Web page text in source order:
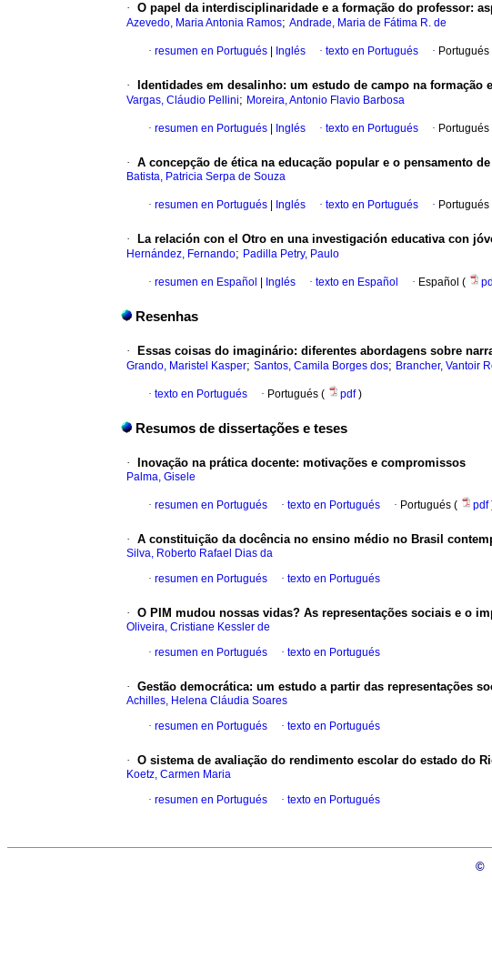
· O papel da interdisciplinaridade e a formação do professor:
Azevedo, Maria Antonia Ramos; Andrade, Maria de Fátima R. de
· resumen en Portugués Inglés · texto en Portugués · Portugués
· Identidades em desalinho: um estudo de campo na formação
Vargas, Cláudio Pellini; Moreira, Antonio Flavio Barbosa
· resumen en Portugués Inglés · texto en Portugués · Portugués
· A concepção de ética na educação popular e o pensamento
Batista, Patricia Serpa de Souza
· resumen en Portugués Inglés · texto en Portugués · Portugués
· La relación con el Otro en una investigación educativa con
Hernández, Fernando; Padilla Petry, Paulo
· resumen en Español Inglés · texto en Español · Español (
Resenhas
· Essas coisas do imaginário: diferentes abordagens sobre
Grando, Maristel Kasper; Santos, Camila Borges dos; Brancher, Vantoir
· texto en Portugués · Portugués ( pdf)
Resumos de dissertações e teses
· Inovação na prática docente: motivações e compromissos
Palma, Gisele
· resumen en Portugués · texto en Portugués · Portugués ( pdf
· A constituição da docência no ensino médio no Brasil
Silva, Roberto Rafael Dias da
· resumen en Portugués · texto en Portugués
· O PIM mudou nossas vidas? As representações sociais e o
Oliveira, Cristiane Kessler de
· resumen en Portugués · texto en Portugués
· Gestão democrática: um estudo a partir das representações
Achilles, Helena Cláudia Soares
· resumen en Portugués · texto en Portugués
· O sistema de avaliação do rendimento escolar do estado do
Koetz, Carmen Maria
· resumen en Portugués · texto en Portugués
©